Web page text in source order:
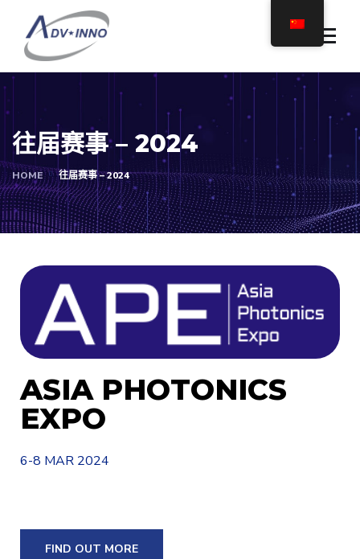
往届赛事 – 2024
HOME 往届赛事 – 2024
ASIA PHOTONICS
EXPO
6-8 MAR 2024
FIND OUT MORE